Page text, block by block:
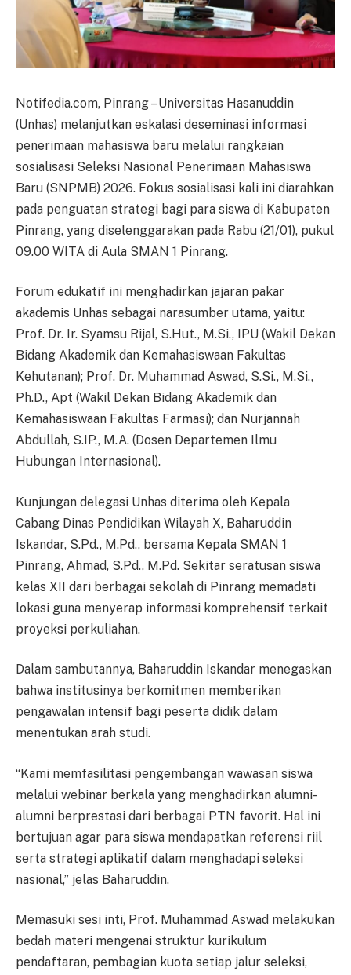
Notifedia.com, Pinrang – Universitas Hasanuddin
(Unhas) melanjutkan eskalasi deseminasi informasi
penerimaan mahasiswa baru melalui rangkaian
sosialisasi Seleksi Nasional Penerimaan Mahasiswa
Baru (SNPMB) 2026. Fokus sosialisasi kali ini diarahkan
pada penguatan strategi bagi para siswa di Kabupaten
Pinrang, yang diselenggarakan pada Rabu (21/01), pukul
09.00 WITA di Aula SMAN 1 Pinrang.
Forum edukatif ini menghadirkan jajaran pakar
akademis Unhas sebagai narasumber utama, yaitu:
Prof. Dr. Ir. Syamsu Rijal, S.Hut., M.Si., IPU (Wakil Dekan
Bidang Akademik dan Kemahasiswaan Fakultas
Kehutanan); Prof. Dr. Muhammad Aswad, S.Si., M.Si.,
Ph.D., Apt (Wakil Dekan Bidang Akademik dan
Kemahasiswaan Fakultas Farmasi); dan Nurjannah
Abdullah, S.IP., M.A. (Dosen Departemen Ilmu
Hubungan Internasional).
Kunjungan delegasi Unhas diterima oleh Kepala
Cabang Dinas Pendidikan Wilayah X, Baharuddin
Iskandar, S.Pd., M.Pd., bersama Kepala SMAN 1
Pinrang, Ahmad, S.Pd., M.Pd. Sekitar seratusan siswa
kelas XII dari berbagai sekolah di Pinrang memadati
lokasi guna menyerap informasi komprehensif terkait
proyeksi perkuliahan.
Dalam sambutannya, Baharuddin Iskandar menegaskan
bahwa institusinya berkomitmen memberikan
pengawalan intensif bagi peserta didik dalam
menentukan arah studi.
“Kami memfasilitasi pengembangan wawasan siswa
melalui webinar berkala yang menghadirkan alumni-
alumni berprestasi dari berbagai PTN favorit. Hal ini
bertujuan agar para siswa mendapatkan referensi riil
serta strategi aplikatif dalam menghadapi seleksi
nasional,” jelas Baharuddin.
Memasuki sesi inti, Prof. Muhammad Aswad melakukan
bedah materi mengenai struktur kurikulum
pendaftaran, pembagian kuota setiap jalur seleksi,